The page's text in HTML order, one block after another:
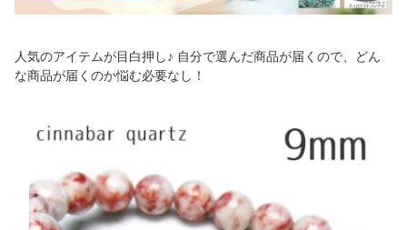
人気のアイテムが目白押し♪ 自分で選んだ商品が届くので、どん
な商品が届くのか悩む必要なし！